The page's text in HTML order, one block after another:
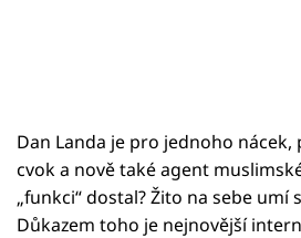
Dan Landa je pro jednoho
cvok a nově také agent
„funkci“ dostal? Žito na sebe
Důkazem toho je nejnovější